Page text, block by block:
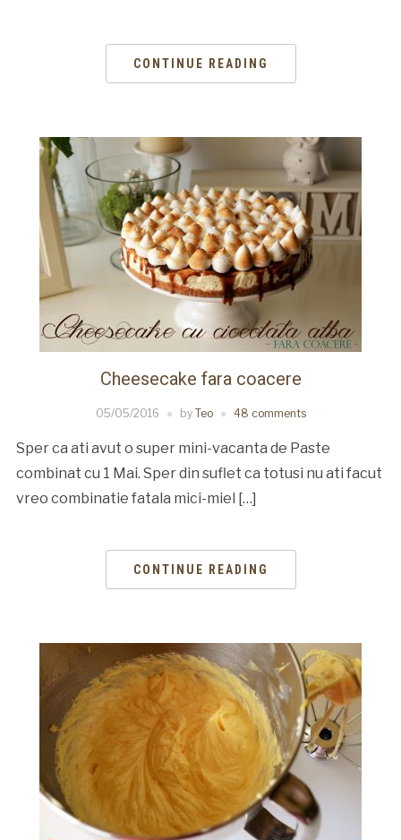
CONTINUE READING
Cheesecake fara coacere
05/05/2016 by Teo 48 comments
Sper ca ati avut o super mini-vacanta de Paste
combinat cu 1 Mai. Sper din suflet ca totusi nu ati facut
vreo combinatie fatala mici-miel […]
CONTINUE READING